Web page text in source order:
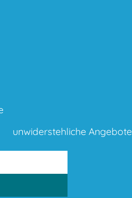
unwiderstehliche Angebote